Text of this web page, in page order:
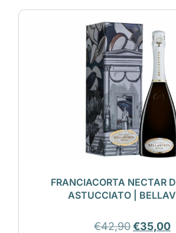
FRANCIACORTA NECTAR
ASTUCCIATO |
€42,90€35,00